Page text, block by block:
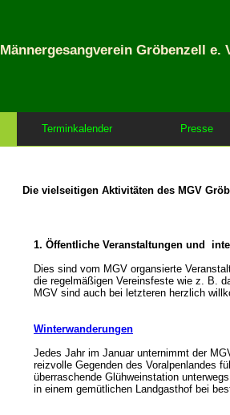
Männergesangverein Gröbenzell e.
Die vielseitigen Aktivitäten des MGV
Terminkalender Presse